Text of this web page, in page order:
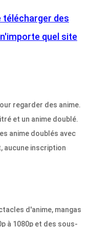
télécharger des
quel site
regarder des anime.
et un anime doublé.
anime doublés avec
aucune inscription
d'anime, mangas
à 1080p et des sous-